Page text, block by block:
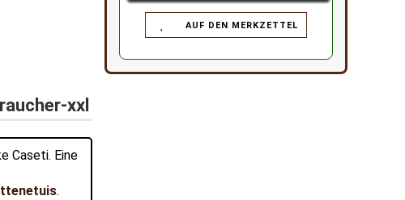
AUF DEN MERKZETTEL
xxl
Caseti. Eine
.